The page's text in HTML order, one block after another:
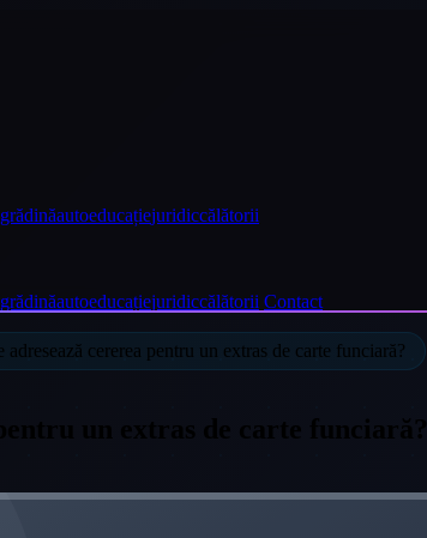
autoeducațiejuridiccălătorii
autoeducațiejuridiccălătorii Contact
adresează cererea pentru un extras de carte funciară?
un extras de carte funciară?